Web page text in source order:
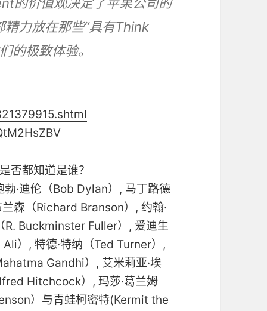
力放在那些“具有Think
的极致体验。
否都知道是谁？
·迪伦（Bob Dylan）, 马丁路德
森（Richard Branson）, 约翰·
Buckminster Fuller）, 爱迪生
）, 特德·特纳（Ted Turner）,
Gandhi）, 艾米莉亚·埃
Hitchcock）, 玛莎·葛兰姆
）与青蛙柯密特(Kermit the